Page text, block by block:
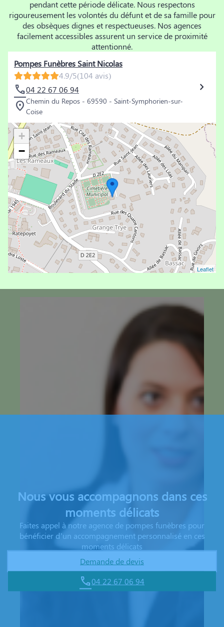
pendant cette période délicate. Nous respectons
rigoureusement les volontés du défunt et de sa famille pour
des obsèques dignes et respectueuses. Nos agences
facilement accessibles assurent un service de proximité
attentionné.
Pompes Funèbres Saint Nicolas
4.9/5(104 avis)
04 22 67 06 94
Chemin du Repos - 69590 - Saint-Symphorien-sur-
Coise
+
−
Leaflet
Nous vous accompagnons dans ces
moments délicats
Faites appel à notre agence de pompes funèbres pour
bénéficier d’un accompagnement personnalisé en ces
moments délicats
Demande de devis
04 22 67 06 94